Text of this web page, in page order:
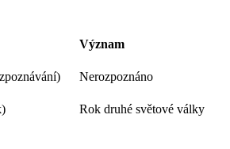
Význam
Nerozpoznáno
Rok druhé světové války